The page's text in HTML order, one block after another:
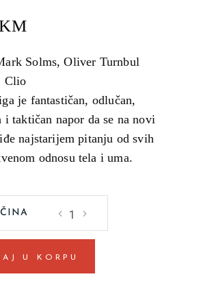
Solms, Oliver Turnbul
Clio
je fantastičan, odlučan,
i taktičan napor da se na novi
najstarijem pitanju od svih
odnosu tela i uma.
unutrašnji
svet
U KORPU